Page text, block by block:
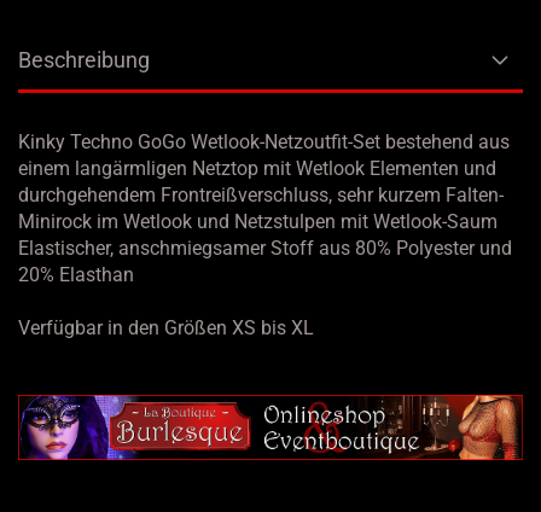
Beschreibung
Kinky Techno GoGo Wetlook-Netzoutfit-Set bestehend aus
einem langärmligen Netztop mit Wetlook Elementen und
durchgehendem Frontreißverschluss, sehr kurzem Falten-
Minirock im Wetlook und Netzstulpen mit Wetlook-Saum
Elastischer, anschmiegsamer Stoff aus 80% Polyester und
20% Elasthan
Verfügbar in den Größen XS bis XL